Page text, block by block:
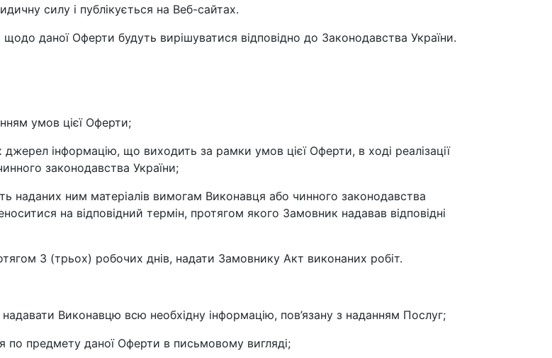
силу і публікується на Веб-сайтах.
даної Оферти будуть вирішуватися відповідно до Законодавства України.
умов цієї Оферти;
інформацію, що виходить за рамки умов цієї Оферти, в ході реалізації
законодавства України;
наданих ним матеріалів вимогам Виконавця або чинного законодавства
на відповідний термін, протягом якого Замовник надавав відповідні
3 (трьох) робочих днів, надати Замовнику Акт виконаних робіт.
Виконавцю всю необхідну інформацію, пов’язану з наданням Послуг;
по предмету даної Оферти в письмовому вигляді;